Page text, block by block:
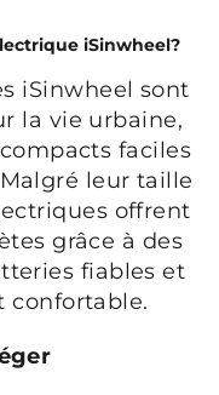
iSinwheel?
iSinwheel sont
la vie urbaine,
faciles
leur taille
offrent
grâce à des
fiables et
confortable.